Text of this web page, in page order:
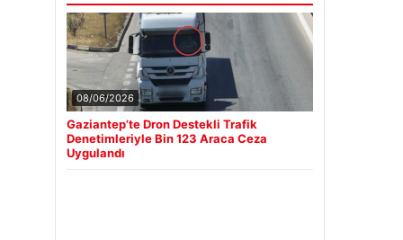
08/06/2026
Gaziantep’te Dron Destekli Trafik
Denetimleriyle Bin 123 Araca Ceza
Uygulandı